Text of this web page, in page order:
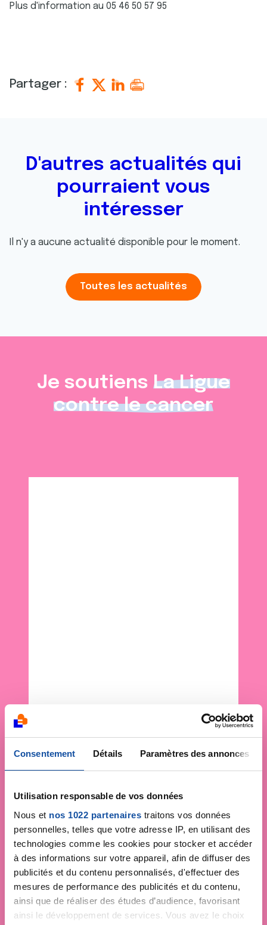
Consentement Détails Paramètres des annonces
Utilisation responsable de vos données
Nous et nos 1022 partenaires traitons vos données
personnelles, telles que votre adresse IP, en utilisant des
technologies comme les cookies pour stocker et accéder
à des informations sur votre appareil, afin de diffuser des
publicités et du contenu personnalisés, d'effectuer des
mesures de performance des publicités et du contenu,
ainsi que de réaliser des études d’audience, favorisant
ainsi le développement de services. Vous avez le choix
Plus d'information au 05 46 50 57 95
Partager :
D'autres actualités qui
pourraient vous
intéresser
Il n'y a aucune actualité disponible pour le moment.
Toutes les actualités
Je soutiens La Ligue
contre le cancer